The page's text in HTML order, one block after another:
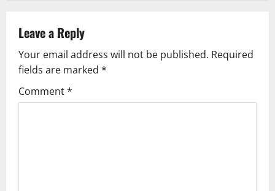
v
i
g
Leave a Reply
Your email address will not be published. Required
fields are marked *
Comment*